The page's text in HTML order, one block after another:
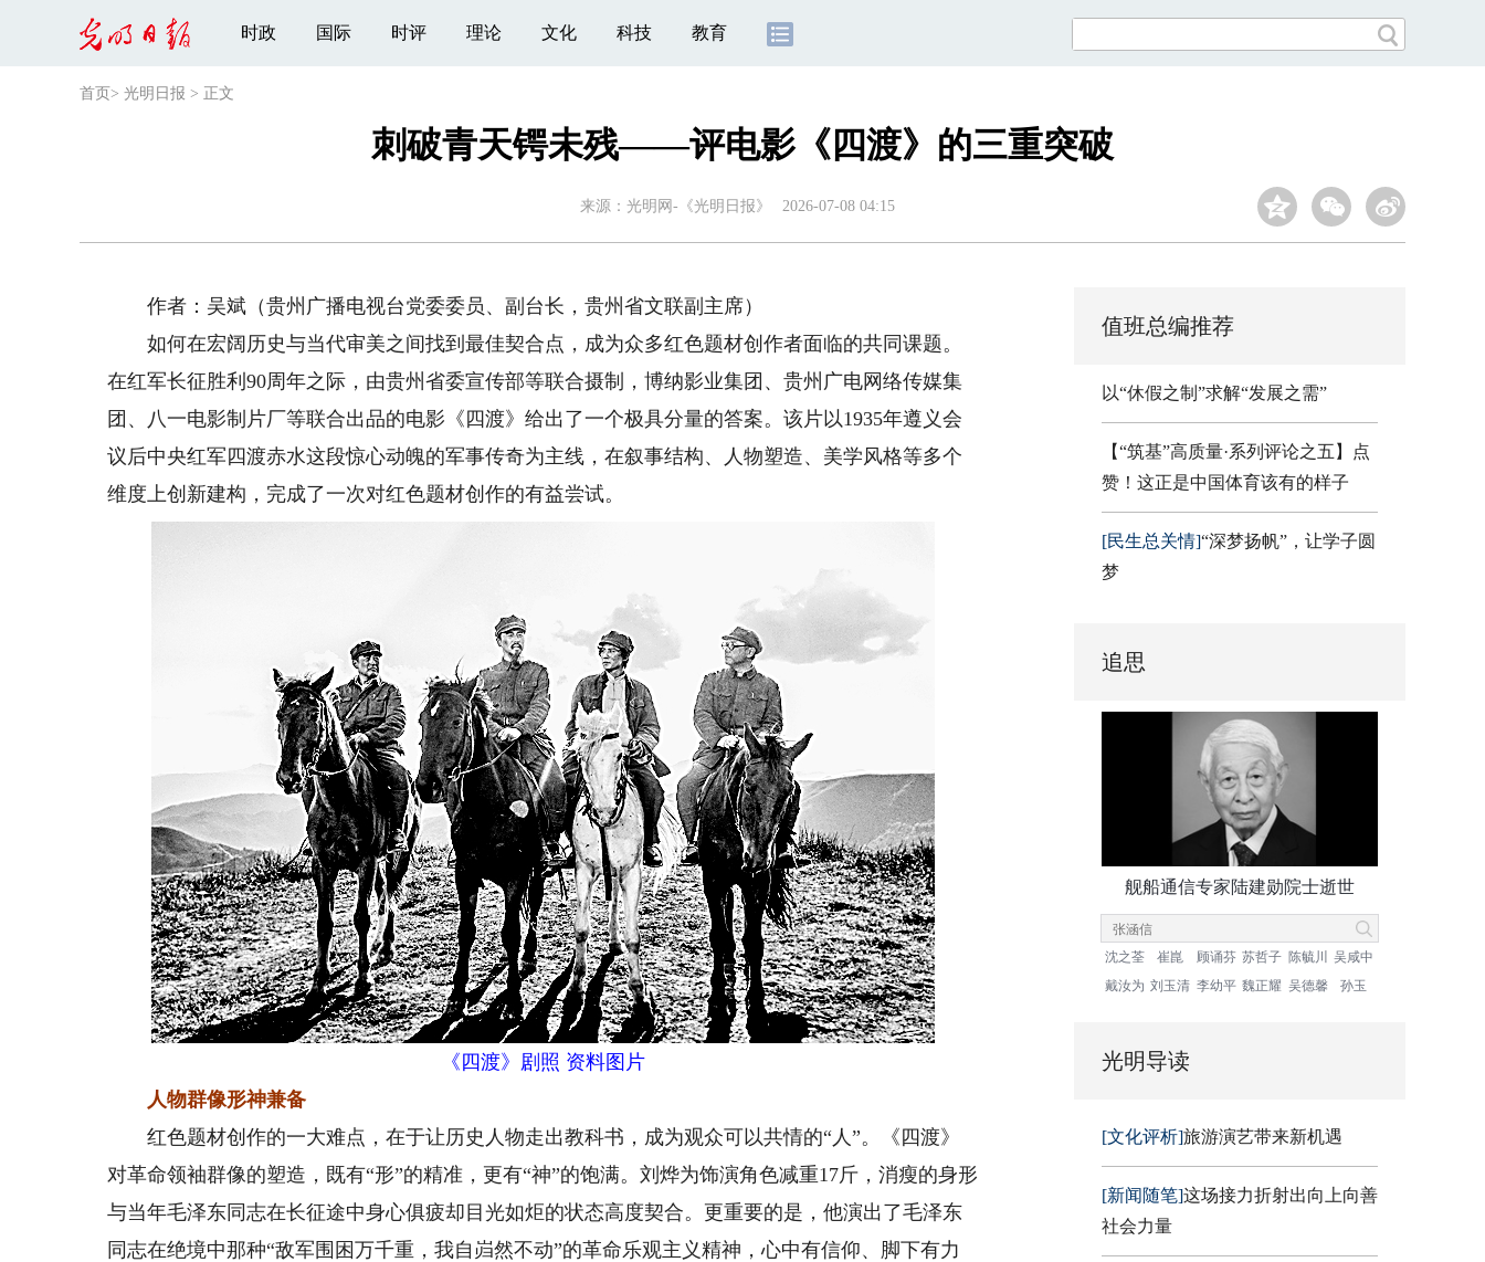
时政 国际 时评 理论 文化 科技 教育
首页 > 光明日报 > 正文
刺破青天锷未残——评电影《四渡》的三重突破
来源： 光明网-《光明日报》 2026-07-08 04:15
作者：吴斌（贵州广播电视台党委委员、副台长，贵州省文联副主席）
如何在宏阔历史与当代审美之间找到最佳契合点，成为众多红色题材创作者面临的共同课题。
在红军长征胜利90周年之际，由贵州省委宣传部等联合摄制，博纳影业集团、贵州广电网络传媒集
团、八一电影制片厂等联合出品的电影《四渡》给出了一个极具分量的答案。该片以1935年遵义会
议后中央红军四渡赤水这段惊心动魄的军事传奇为主线，在叙事结构、人物塑造、美学风格等多个
维度上创新建构，完成了一次对红色题材创作的有益尝试。
《四渡》剧照 资料图片
人物群像形神兼备
红色题材创作的一大难点，在于让历史人物走出教科书，成为观众可以共情的“人”。《四渡》
对革命领袖群像的塑造，既有“形”的精准，更有“神”的饱满。刘烨为饰演角色减重17斤，消瘦的身形
与当年毛泽东同志在长征途中身心俱疲却目光如炬的状态高度契合。更重要的是，他演出了毛泽东
同志在绝境中那种“敌军围困万千重，我自岿然不动”的革命乐观主义精神，心中有信仰、脚下有力
值班总编推荐
以“休假之制”求解“发展之需”
【“筑基”高质量·系列评论之五】点
赞！这正是中国体育该有的样子
[民生总关情]“深梦扬帆”，让学子圆
梦
追思
舰船通信专家陆建勋院士逝世
沈之荃 崔崑 顾诵芬 苏哲子 陈毓川
吴咸中
戴汝为 刘玉清 李幼平 魏正耀 吴德馨 孙玉
光明导读
[文化评析]旅游演艺带来新机遇
[新闻随笔]这场接力折射出向上向善
社会力量